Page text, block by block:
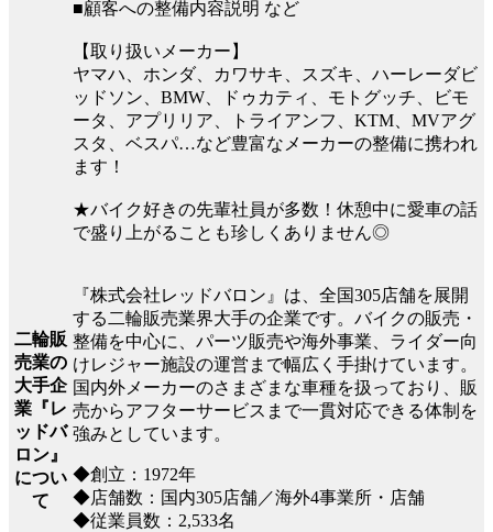
■顧客への整備内容説明 など
【取り扱いメーカー】
ヤマハ、ホンダ、カワサキ、スズキ、ハーレーダビ
ッドソン、BMW、ドゥカティ、モトグッチ、ビモ
ータ、アプリリア、トライアンフ、KTM、MVアグ
スタ、ベスパ…など豊富なメーカーの整備に携われ
ます！
★バイク好きの先輩社員が多数！休憩中に愛車の話
で盛り上がることも珍しくありません◎
二輪販
売業の
大手企
業『レ
ッドバ
ロン』
につい
て
『株式会社レッドバロン』は、全国305店舗を展開
する二輪販売業界大手の企業です。バイクの販売・
整備を中心に、パーツ販売や海外事業、ライダー向
けレジャー施設の運営まで幅広く手掛けています。
国内外メーカーのさまざまな車種を扱っており、販
売からアフターサービスまで一貫対応できる体制を
強みとしています。
◆創立：1972年
◆店舗数：国内305店舗／海外4事業所・店舗
◆従業員数：2,533名